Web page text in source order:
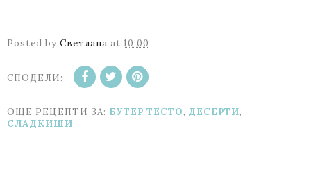
Posted by Светлана at 10:00
СПОДЕЛИ:
ОЩЕ РЕЦЕПТИ ЗА: БУТЕР ТЕСТО, ДЕСЕРТИ,
СЛАДКИШИ